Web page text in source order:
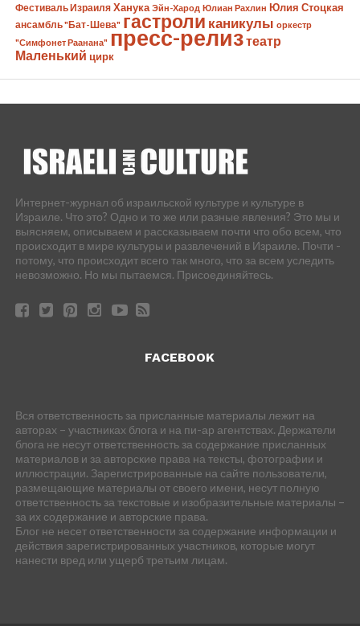
Фестиваль Израиля Ханука Эйн-Харод Юлиан Рахлин Юлия Стоцкая
ансамбль "Бат-Шева" гастроли каникулы оркестр
"Симфонет Раанана" пресс-релизтеатр
Маленький цирк
Интернет-журнал об израильской культуре и культуре в
Израиле. Что это? Одно и то же или разные явления? Это мы и
выясняем, описываем и рассказываем почти что обо всем, что
происходит в мире культуры и развлечений в Израиле. Почти -
потому, что происходит всего так много, что за всем уследить
невозможно. Но мы пытаемся. Присоединяйтесь.
FACEBOOK
Вся ответственность за присланные материалы лежит на
авторах – участниках блога и на пи-ар агентствах. Держатели
блога не несут ответственность за содержание присланных
материалов и за авторские права на тексты, фотографии и
иллюстрации. Зарегистрированные на сайте пользователи,
размещающие материалы от своего имени, несут полную
ответственность за текстовые и изобразительные материалы –
за их содержание и авторские права.
Блог не несет ответственности за содержание информации и
действия зарегистрированных участников, которые могут
нанести вред или ущерб третьим лицам.